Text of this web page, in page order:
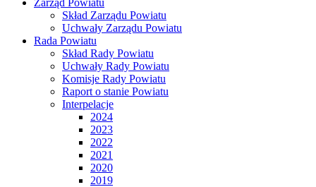
Zarząd Powiatu
Skład Zarządu Powiatu
Uchwały Zarządu Powiatu
Rada Powiatu
Skład Rady Powiatu
Uchwały Rady Powiatu
Komisje Rady Powiatu
Raport o stanie Powiatu
Interpelacje
2024
2023
2022
2021
2020
2019